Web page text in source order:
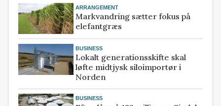
ARRANGEMENT
Markvandring sætter fokus på
elefantgræs
BUSINESS
Lokalt generationsskifte skal
løfte midtjysk siloimportør i
Norden
BUSINESS